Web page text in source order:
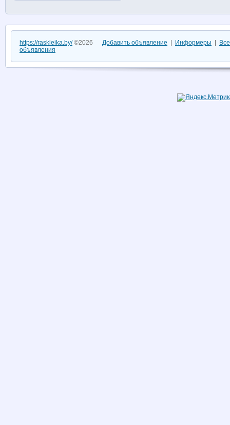
https://raskleika.by/©2026 Добавить объявление Информеры
объявления